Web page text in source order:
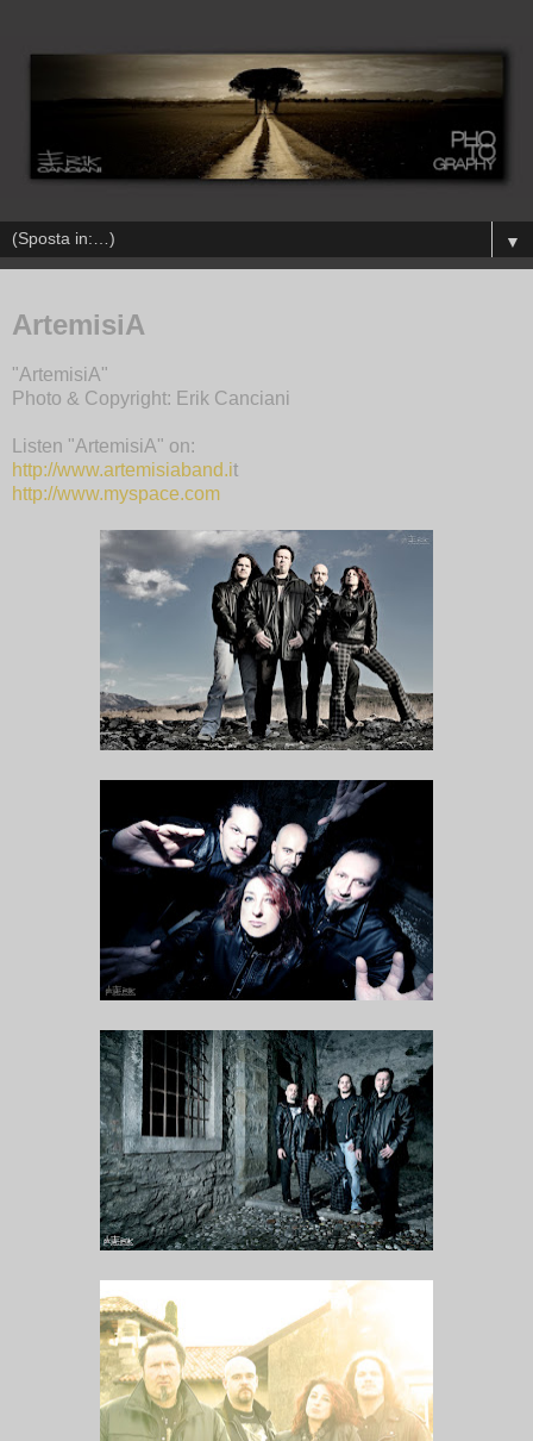
▼
ArtemisiA
"ArtemisiA"
Photo & Copyright: Erik Canciani
Listen "ArtemisiA" on:
http://www.artemisiaband.it
http://www.myspace.com